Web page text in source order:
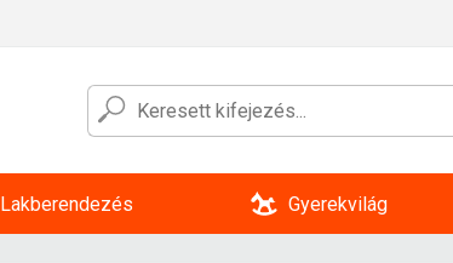
Lakberendezés Gyerekvilág